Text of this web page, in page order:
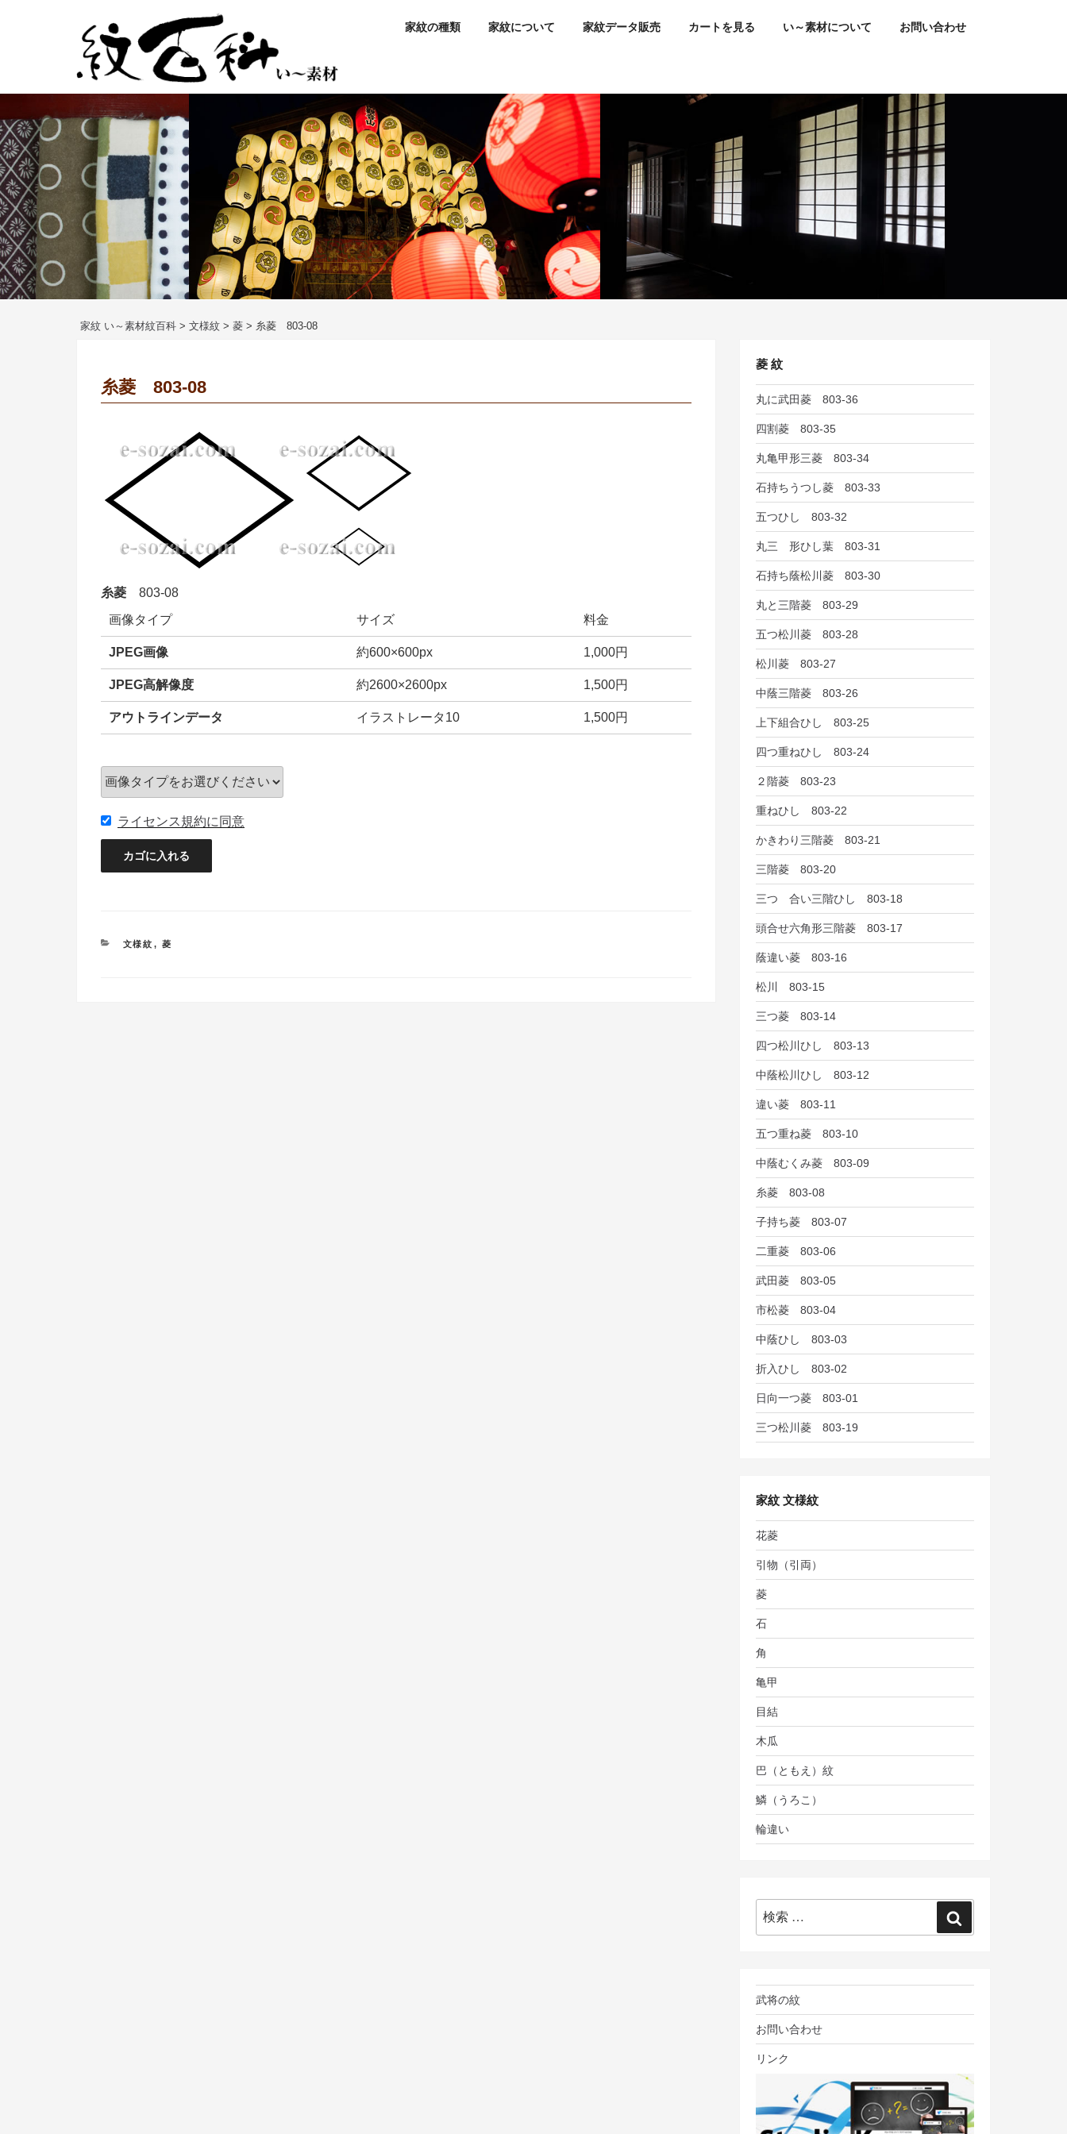
へ
ス
キ
ッ
プ
家紋の種類 家紋について 家紋データ販売 カートを見る い～素材について お問い合わせ
家紋 い～素材紋百科 > 文様紋 > 菱 > 糸菱 803-08
糸菱 803-08
糸菱 803-08
画像タイプ
サイズ 料金
JPEG画像 約600×600px 1,000円
JPEG高解像度 約2600×2600px 1,500円
アウトラインデータ イラストレータ10 1,500円
ライセンス規約に同意
カ
文様紋 , 菱
菱 紋
丸に武田菱 803-36
四割菱 803-35
丸亀甲形三菱 803-34
石持ちうつし菱 803-33
五つひし 803-32
丸三 形ひし葉 803-31
石持ち蔭松川菱 803-30
丸と三階菱 803-29
五つ松川菱 803-28
松川菱 803-27
中蔭三階菱 803-26
上下組合ひし 803-25
四つ重ねひし 803-24
２階菱 803-23
重ねひし 803-22
かきわり三階菱 803-21
三階菱 803-20
三つ 合い三階ひし 803-18
頭合せ六角形三階菱 803-17
蔭違い菱 803-16
松川 803-15
三つ菱 803-14
四つ松川ひし 803-13
中蔭松川ひし 803-12
違い菱 803-11
五つ重ね菱 803-10
中蔭むくみ菱 803-09
糸菱 803-08
子持ち菱 803-07
二重菱 803-06
武田菱 803-05
市松菱 803-04
中蔭ひし 803-03
折入ひし 803-02
日向一つ菱 803-01
三つ松川菱 803-19
家紋 文様紋
花菱
引物（引両）
菱
石
角
亀甲
目結
木瓜
巴（ともえ）紋
鱗（うろこ）
輪違い
索:
索
武将の紋
お問い合わせ
リンク